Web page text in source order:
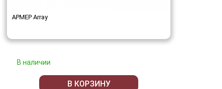
АРМЕР Array
В наличии
В КОРЗИНУ